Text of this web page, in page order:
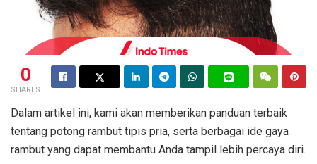
0
SHARES
Dalam artikel ini, kami akan memberikan panduan terbaik
tentang potong rambut tipis pria, serta berbagai ide gaya
rambut yang dapat membantu Anda tampil lebih percaya diri.